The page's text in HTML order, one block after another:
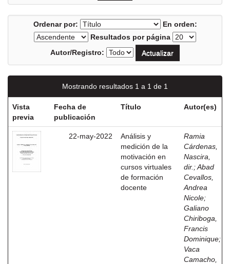
Ordenar por:
En orden:
Resultados por página
Autor/Registro:
Mostrando resultados 1 a 1 de 1
Vista
previa
Fecha de
publicación
Título Autor(es)
22-may-2022
Análisis y
medición de la
motivación en
cursos virtuales
de formación
docente
Ramia
Cárdenas,
Nascira,
dir. ;Abad
Cevallos,
Andrea
Nicole;
Galiano
Chiriboga,
Francis
Dominique;
Vaca
Camacho,